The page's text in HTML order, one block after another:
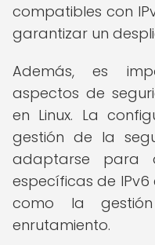
compatibles con
garantizar un
Además, es
aspectos de
en Linux. La
gestión de la
adaptarse para
específicas de
como la
enrutamiento.